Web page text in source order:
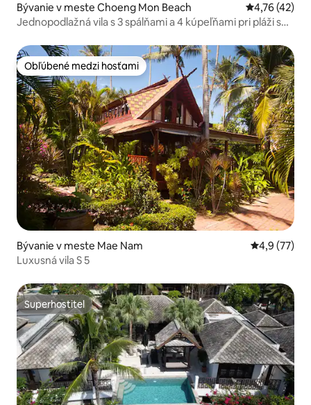
Bývanie v meste Choeng Mon Beach Priemerné
4,76 (42)
Jednopodlažná vila s 3 spálňami a 4 kúpeľňami pri pláži s
Obľúbené medzi hosťami
Obľúbené medzi hosťami
Bývanie v meste Mae Nam Priemerné
4,9 (77)
Luxusná vila S 5
Superhostiteľ
Superhostiteľ